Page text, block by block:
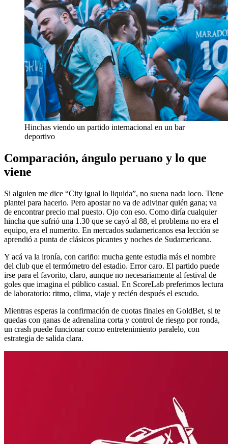
Hinchas viendo un partido internacional en un bar
deportivo
Comparación, ángulo peruano y lo que
viene
Si alguien me dice “City igual lo liquida”, no suena nada loco. Tiene
plantel para hacerlo. Pero apostar no va de adivinar quién gana; va
de encontrar precio mal puesto. Ojo con eso. Como diría cualquier
hincha que sufrió una 1.30 que se cayó al 88, el problema no era el
equipo, era el numerito. En mercados sudamericanos esa lección se
aprendió a punta de clásicos picantes y noches de Sudamericana.
Y acá va la ironía, con cariño: mucha gente estudia más el nombre
del club que el termómetro del estadio. Error caro. El partido puede
irse para el favorito, claro, aunque no necesariamente al festival de
goles que imagina el público casual. En ScoreLab preferimos lectura
de laboratorio: ritmo, clima, viaje y recién después el escudo.
Mientras esperas la confirmación de cuotas finales en GoldBet, si te
quedas con ganas de adrenalina corta y control de riesgo por ronda,
un crash puede funcionar como entretenimiento paralelo, con
estrategia de salida clara.